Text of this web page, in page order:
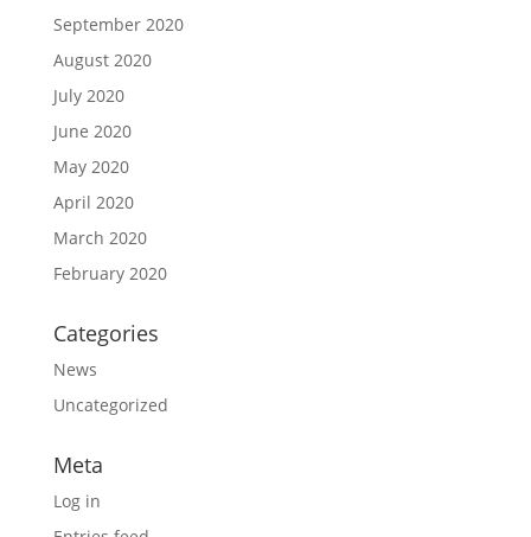
September 2020
August 2020
July 2020
June 2020
May 2020
April 2020
March 2020
February 2020
Categories
News
Uncategorized
Meta
Log in